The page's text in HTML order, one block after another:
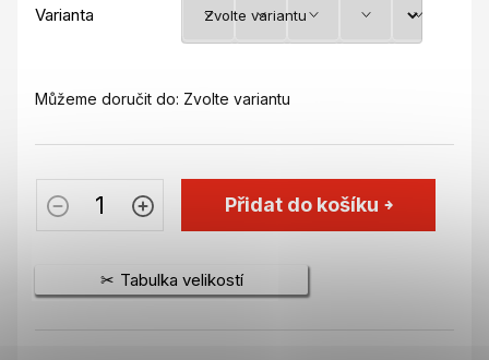
Varianta
Můžeme doručit do: Zvolte variantu
Přidat do košíku
Tabulka velikostí